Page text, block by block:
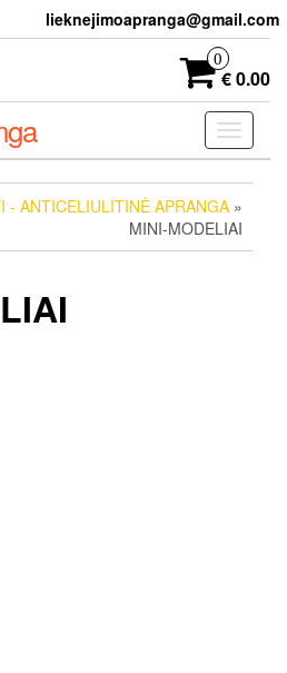
lieknejimoapranga@gmail.com
0
€ 0.00
Toggle
- ANTICELIULITINĖ APRANGA »
MINI-MODELIAI